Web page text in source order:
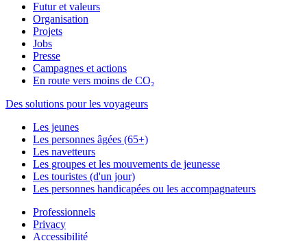
Futur et valeurs
Organisation
Projets
Jobs
Presse
Campagnes et actions
En route vers moins de CO₂
Des solutions pour les voyageurs
Les jeunes
Les personnes âgées (65+)
Les navetteurs
Les groupes et les mouvements de jeunesse
Les touristes (d'un jour)
Les personnes handicapées ou les accompagnateurs
Professionnels
Privacy
Accessibilité